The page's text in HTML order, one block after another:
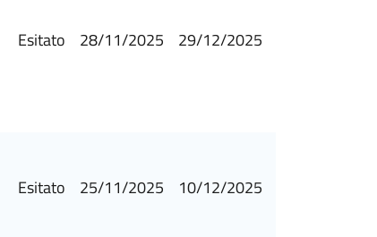
Esitato 28/11/2025 29/12/2025
Esitato 25/11/2025 10/12/2025